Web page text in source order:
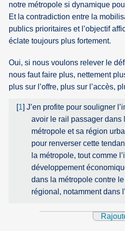
notre métropole si dynamique
Et la contradiction entre la
publics prioritaires et l’objectif
éclate toujours plus fortement.
Oui, si nous voulons relever le
nous faut faire plus, nettement
plus sur l’offre, plus sur l’accès,
[1]J’en profite pour souligner
avoir le rail passager dans
métropole et sa région
pour renverser cette
la métropole, tout comme
développement
dans la métropole contre
régional, notamment dans